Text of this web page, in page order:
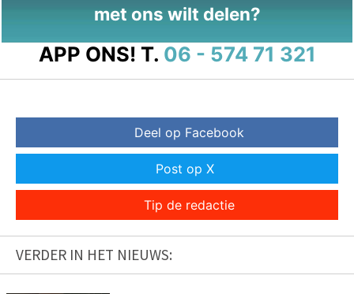
met ons wilt delen?
APP ONS! T. 06 - 574 71 321
Deel op Facebook
Post op X
Tip de redactie
VERDER IN HET NIEUWS: